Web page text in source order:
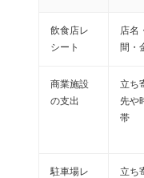
飲食店レ
シート
店名
間・
商業施設
の支出
立ち
先や
帯
駐車場レ
立ち